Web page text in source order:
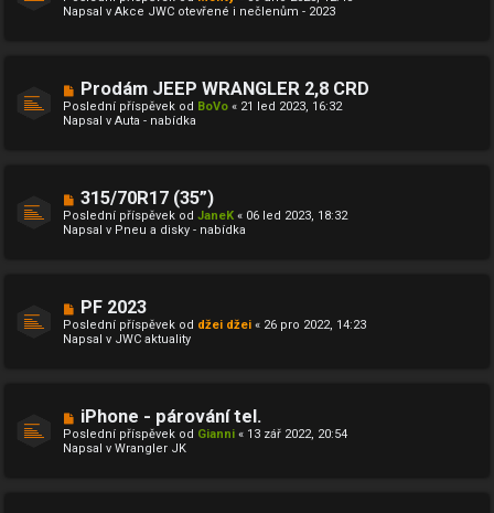
v
v
ý
ě
v
Napsal v Akce JWC otevřené i nečlenům - 2023
N
o
v
ý
p
ě
v
Prodám JEEP WRANGLER 2,8 CRD
Poslední příspěvek od BoVo « 21 led 2023, 16:32
Napsal v Auta - nabídka
N
o
v
ý
ě
v
315/70R17 (35”)
Poslední příspěvek od JaneK « 06 led 2023, 18:32
Napsal v Pneu a disky - nabídka
N
o
v
ý
p
ě
v
PF 2023
Poslední příspěvek od džei džei « 26 pro 2022, 14:23
Napsal v JWC aktuality
N
o
v
ý
iPhone - párování tel.
Poslední příspěvek od Gianni « 13 zář 2022, 20:54
Napsal v Wrangler JK